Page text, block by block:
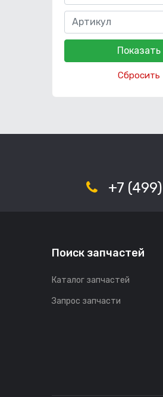
Сбросить
+7
Поиск запчастей
Каталог запчастей
Запрос запчасти